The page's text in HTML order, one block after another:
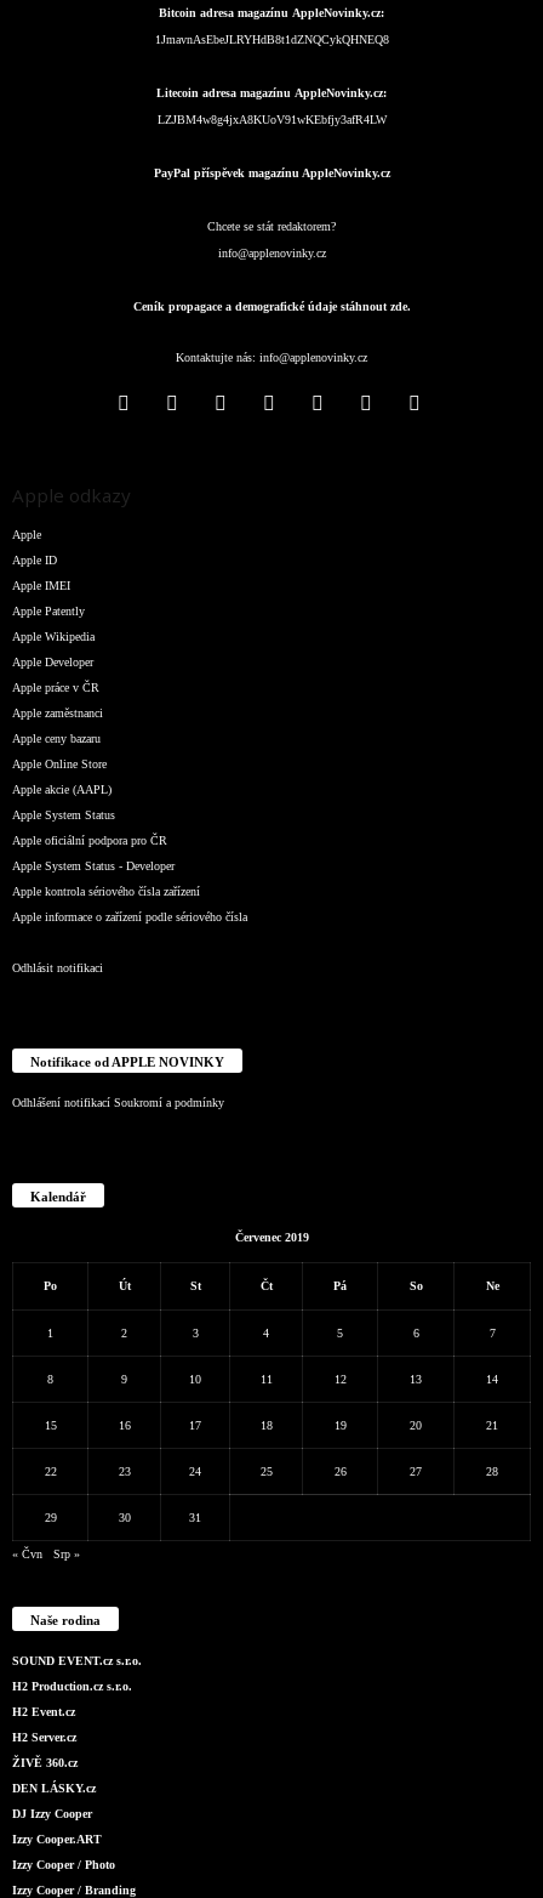
Bitcoin adresa magazínu AppleNovinky.cz:
1JmavnAsEbeJLRYHdB8t1dZNQCykQHNEQ8
Litecoin adresa magazínu AppleNovinky.cz:
LZJBM4w8g4jxA8KUoV91wKEbfjy3afR4LW
PayPal příspěvek magazínu AppleNovinky.cz
Chcete se stát redaktorem?
info@applenovinky.cz
Ceník propagace a demografické údaje stáhnout zde.
Kontaktujte nás: info@applenovinky.cz
Apple odkazy
Apple
Apple ID
Apple IMEI
Apple Patently
Apple Wikipedia
Apple Developer
Apple práce v ČR
Apple zaměstnanci
Apple ceny bazaru
Apple Online Store
Apple akcie (AAPL)
Apple System Status
Apple oficiální podpora pro ČR
Apple System Status - Developer
Apple kontrola sériového čísla zařízení
Apple informace o zařízení podle sériového čísla
Odhlásit notifikaci
Notifikace od APPLE NOVINKY
Odhlášení notifikací Soukromí a podmínky
Kalendář
Červenec 2019
Po Út St Čt Pá So Ne
1 2 3 4 5 6 7
8 9 10 11 12 13 14
15 16 17 18 19 20 21
22 23 24 25 26 27 28
29 30 31
« Čvn Srp »
Naše rodina
SOUND EVENT.cz s.r.o.
H2 Production.cz s.r.o.
H2 Event.cz
H2 Server.cz
ŽIVĚ 360.cz
DEN LÁSKY.cz
DJ Izzy Cooper
Izzy Cooper.ART
Izzy Cooper / Photo
Izzy Cooper / Branding